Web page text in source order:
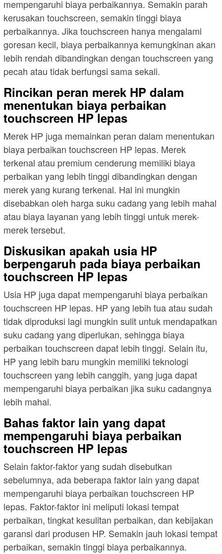
mempengaruhi biaya perbaikannya. Semakin parah
kerusakan touchscreen, semakin tinggi biaya
perbaikannya. Jika touchscreen hanya mengalami
goresan kecil, biaya perbaikannya kemungkinan akan
lebih rendah dibandingkan dengan touchscreen yang
pecah atau tidak berfungsi sama sekali.
Rincikan peran merek HP dalam
menentukan biaya perbaikan
touchscreen HP lepas
Merek HP juga memainkan peran dalam menentukan
biaya perbaikan touchscreen HP lepas. Merek
terkenal atau premium cenderung memiliki biaya
perbaikan yang lebih tinggi dibandingkan dengan
merek yang kurang terkenal. Hal ini mungkin
disebabkan oleh harga suku cadang yang lebih mahal
atau biaya layanan yang lebih tinggi untuk merek-
merek tersebut.
Diskusikan apakah usia HP
berpengaruh pada biaya perbaikan
touchscreen HP lepas
Usia HP juga dapat mempengaruhi biaya perbaikan
touchscreen HP lepas. HP yang lebih tua atau sudah
tidak diproduksi lagi mungkin sulit untuk mendapatkan
suku cadang yang diperlukan, sehingga biaya
perbaikan touchscreen dapat lebih tinggi. Selain itu,
HP yang lebih baru mungkin memiliki teknologi
touchscreen yang lebih canggih, yang juga dapat
mempengaruhi biaya perbaikan jika suku cadangnya
lebih mahal.
Bahas faktor lain yang dapat
mempengaruhi biaya perbaikan
touchscreen HP lepas
Selain faktor-faktor yang sudah disebutkan
sebelumnya, ada beberapa faktor lain yang dapat
mempengaruhi biaya perbaikan touchscreen HP
lepas. Faktor-faktor ini meliputi lokasi tempat
perbaikan, tingkat kesulitan perbaikan, dan kebijakan
garansi dari produsen HP. Semakin jauh lokasi tempat
perbaikan, semakin tinggi biaya perbaikannya.